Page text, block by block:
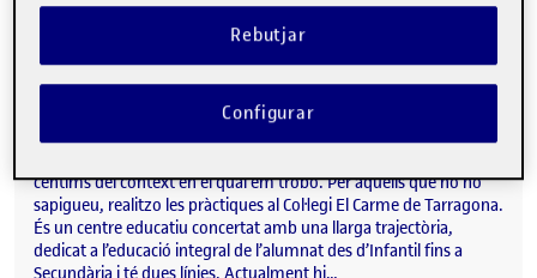
Hola! Dur a terme un primer contacte amb el centre de
pràctiques no ha estat necessari, perquè soc treballadora de
cèntims del context en el qual em trobo. Per aquells que no ho
sapigueu, realitzo les pràctiques al Col·legi El Carme de Tarragona.
És un centre educatiu concertat amb una llarga trajectòria,
dedicat a l’educació integral de l’alumnat des d’Infantil fins a
Rebutjar
Configurar